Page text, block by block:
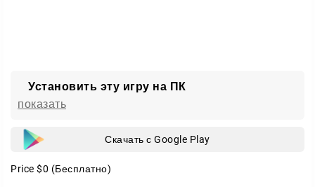
Установить эту игру на ПК
показать
Скачать с Google Play
Price $0 (Бесплатно)